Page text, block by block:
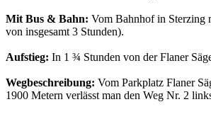
Mit Bus & Bahn: Vom Bahnhof in Sterzing
von insgesamt 3 Stunden).
Aufstieg: In 1 ¾ Stunden von der Flaner
Wegbeschreibung: Vom Parkplatz Flaner
1900 Metern verlässt man den Weg Nr. 2